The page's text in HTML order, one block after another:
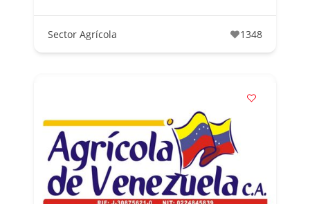
Sector Agrícola 1348